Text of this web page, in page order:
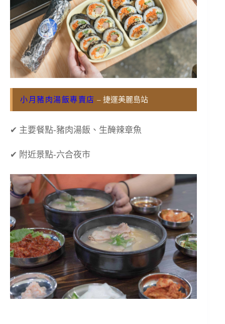
小月豬肉湯飯專賣店 – 捷運美麗島站
✔ 主要餐點-豬肉湯飯、生醃辣章魚
✔ 附近景點-六合夜市